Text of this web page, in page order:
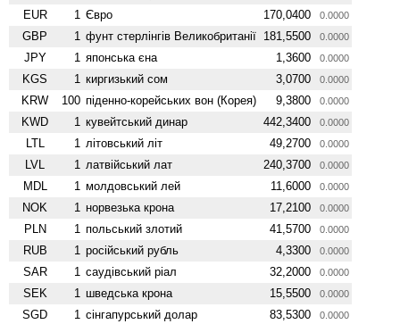
EUR 1 Євро 170,0400 0.0000
GBP 1 фунт стерлінгів Велико­британії 181,5500 0.0000
JPY 1 японська єна 1,3600 0.0000
KGS 1 киргизький сом 3,0700 0.0000
KRW 100 піденно-корейських вон (Корея) 9,3800 0.0000
KWD 1 кувейтський динар 442,3400 0.0000
LTL 1 літовський літ 49,2700 0.0000
LVL 1 латвійський лат 240,3700 0.0000
MDL 1 молдовський лей 11,6000 0.0000
NOK 1 норвезька крона 17,2100 0.0000
PLN 1 польський злотий 41,5700 0.0000
RUB 1 російський рубль 4,3300 0.0000
SAR 1 саудівський ріал 32,2000 0.0000
SEK 1 шведська крона 15,5500 0.0000
SGD 1 сінгапурський долар 83,5300 0.0000